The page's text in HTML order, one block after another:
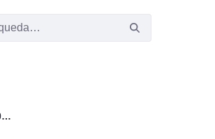
Decreto 344 de 2017